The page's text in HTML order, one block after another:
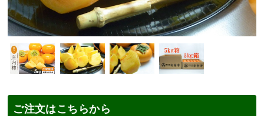
ご注文はこちらから